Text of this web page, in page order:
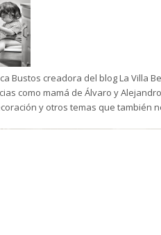
Bustos creadora del blog La Villa
como mamá de Álvaro y
y otros temas que también